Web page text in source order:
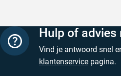
Hulp of advies
Vind je antwoord snel
klantenservice pagina.